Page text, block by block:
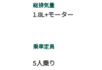
総排気量
1.8L+モーター
乗車定員
5人乗り